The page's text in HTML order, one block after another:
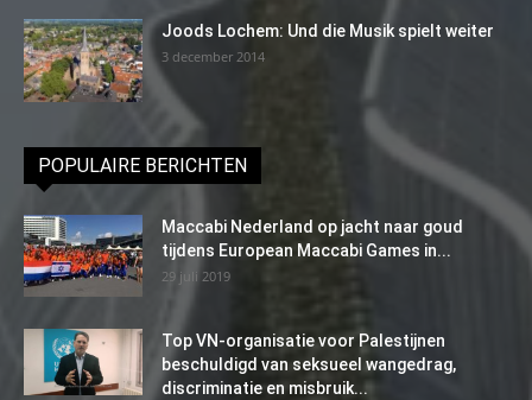
Joods Lochem: Und die Musik spielt weiter
3 december 2014
POPULAIRE BERICHTEN
Maccabi Nederland op jacht naar goud
tijdens European Maccabi Games in...
29 juli 2019
Top VN-organisatie voor Palestijnen
beschuldigd van seksueel wangedrag,
discriminatie en misbruik...